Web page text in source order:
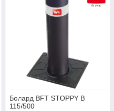
Болард BFT STOPPY B
115/500